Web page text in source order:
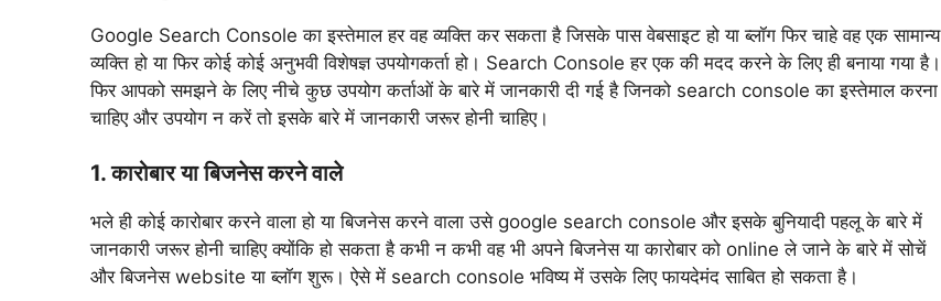
Google Search Console का इस्तेमाल हर वह व्यक्ति कर सकता है जिसके पास वेबसाइट हो या ब्लॉग फिर चाहे वह एक सामान्य
व्यक्ति हो या फिर कोई कोई अनुभवी विशेषज्ञ उपयोगकर्ता हो। Search Console हर एक की मदद करने के लिए ही बनाया गया है।
फिर आपको समझने के लिए नीचे कुछ उपयोग कर्ताओं के बारे में जानकारी दी गई है जिनको search console का इस्तेमाल करना
चाहिए और उपयोग न करें तो इसके बारे में जानकारी जरूर होनी चाहिए।
1. कारोबार या बिजनेस करने वाले
भले ही कोई कारोबार करने वाला हो या बिजनेस करने वाला उसे google search console और इसके बुनियादी पहलू के बारे में
जानकारी जरूर होनी चाहिए क्योंकि हो सकता है कभी न कभी वह भी अपने बिजनेस या कारोबार को online ले जाने के बारे में सोचें
और बिजनेस website या ब्लॉग शुरू। ऐसे में search console भविष्य में उसके लिए फायदेमंद साबित हो सकता है।